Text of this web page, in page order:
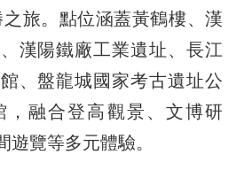
旅。點位涵蓋黃鶴樓、漢
漢陽鐵廠工業遺址、長江
、盤龍城國家考古遺址公
，融合登高觀景、文博研
覽等多元體驗。